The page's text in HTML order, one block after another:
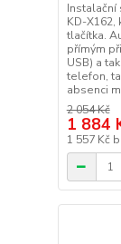
Instalační
KD-
tlačítka.
přímým
USB) a
telefon,
absenci
2 054 Kč
1 884
1 557 Kč